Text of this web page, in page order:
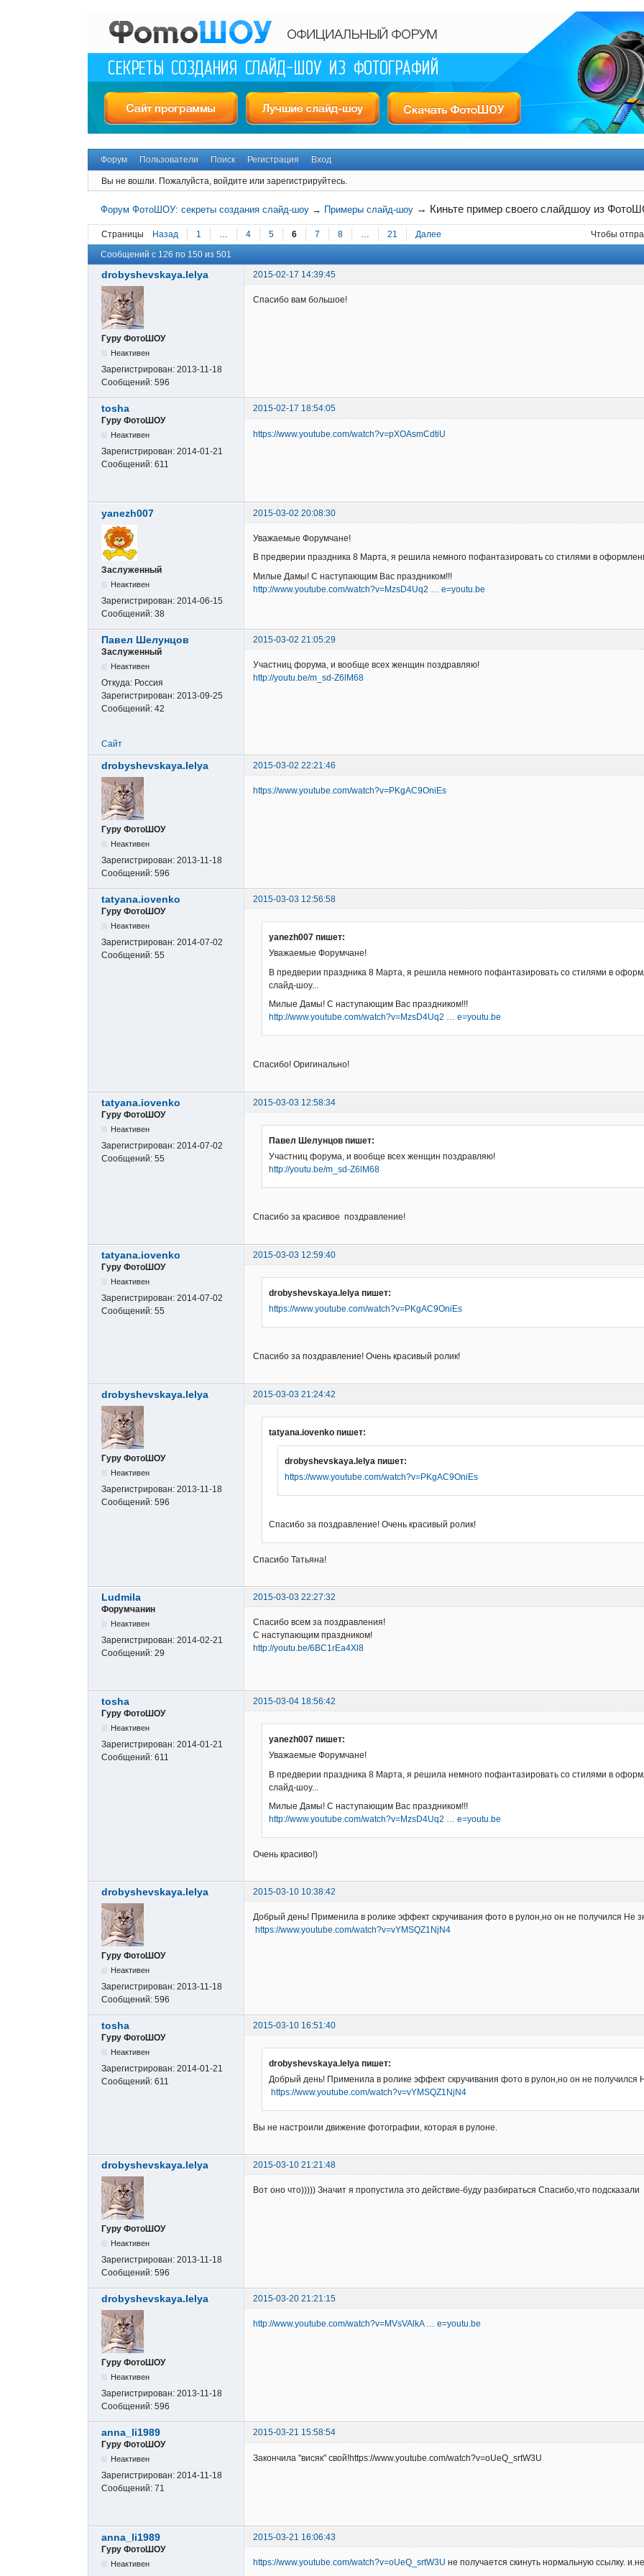
Форум Пользователи Поиск Регистрация Вход
Вы не вошли. Пожалуйста, войдите или зарегистрируйтесь.
Форум ФотоШОУ: секреты создания слайд-шоу → Примеры слайд-шоу → Киньте пример своего слайдшоу из
Страницы Назад 1 … 4 5 6 7 8 … 21 Далее Чтобы
Сообщений с 126 по 150 из 501
drobyshevskaya.lelya 2015-02-17 14:39:45
Гуру ФотоШОУ
Неактивен
Зарегистрирован: 2013-11-18
Сообщений: 596
Спасибо вам большое!
tosha
2015-02-17 18:54:05
Гуру ФотоШОУ
Неактивен
Зарегистрирован: 2014-01-21
Сообщений: 611
https://www.youtube.com/watch?v=pXOAsmCdtiU
yanezh007 2015-03-02 20:08:30
Заслуженный
Неактивен
Зарегистрирован: 2014-06-15
Сообщений: 38
Уважаемые Форумчане!
В предверии праздника 8 Марта, я решила немного пофантазировать со стилями в
Милые Дамы! С наступающим Вас праздником!!!
http://www.youtube.com/watch?v=MzsD4Uq2 … e=youtu.be
Павел Шелунцов
2015-03-02 21:05:29
Заслуженный
Неактивен
Откуда: Россия
Зарегистрирован: 2013-09-25
Сообщений: 42
Участниц форума, и вообще всех женщин поздравляю!
http://youtu.be/m_sd-Z6lM68
Сайт
drobyshevskaya.lelya 2015-03-02 22:21:46
Гуру ФотоШОУ
Неактивен
Зарегистрирован: 2013-11-18
Сообщений: 596
https://www.youtube.com/watch?v=PKgAC9OniEs
tatyana.iovenko
2015-03-03 12:56:58
Гуру ФотоШОУ
Неактивен
Зарегистрирован: 2014-07-02
Сообщений: 55
yanezh007 пишет:
Уважаемые Форумчане!
В предверии праздника 8 Марта, я решила немного пофантазировать со стилями в
слайд-шоу...
Милые Дамы! С наступающим Вас праздником!!!
http://www.youtube.com/watch?v=MzsD4Uq2 … e=youtu.be
Спасибо! Оригинально!
tatyana.iovenko
2015-03-03 12:58:34
Гуру ФотоШОУ
Неактивен
Зарегистрирован: 2014-07-02
Сообщений: 55
Павел Шелунцов пишет:
Участниц форума, и вообще всех женщин поздравляю!
http://youtu.be/m_sd-Z6lM68
Спасибо за красивое поздравление!
tatyana.iovenko
2015-03-03 12:59:40
Гуру ФотоШОУ
Неактивен
Зарегистрирован: 2014-07-02
Сообщений: 55
drobyshevskaya.lelya пишет:
https://www.youtube.com/watch?v=PKgAC9OniEs
Спасибо за поздравление! Очень красивый ролик!
drobyshevskaya.lelya 2015-03-03 21:24:42
Гуру ФотоШОУ
Неактивен
Зарегистрирован: 2013-11-18
Сообщений: 596
tatyana.iovenko пишет:
drobyshevskaya.lelya пишет:
https://www.youtube.com/watch?v=PKgAC9OniEs
Спасибо за поздравление! Очень красивый ролик!
Спасибо Татьяна!
Ludmila
2015-03-03 22:27:32
Форумчанин
Неактивен
Зарегистрирован: 2014-02-21
Сообщений: 29
Спасибо всем за поздравления!
С наступающим праздником!
http://youtu.be/6BC1rEa4Xl8
tosha
2015-03-04 18:56:42
Гуру ФотоШОУ
Неактивен
Зарегистрирован: 2014-01-21
Сообщений: 611
yanezh007 пишет:
Уважаемые Форумчане!
В предверии праздника 8 Марта, я решила немного пофантазировать со стилями в
слайд-шоу...
Милые Дамы! С наступающим Вас праздником!!!
http://www.youtube.com/watch?v=MzsD4Uq2 … e=youtu.be
Очень красиво!)
drobyshevskaya.lelya 2015-03-10 10:38:42
Гуру ФотоШОУ
Неактивен
Зарегистрирован: 2013-11-18
Сообщений: 596
Добрый день! Применила в ролике эффект скручивания фото в рулон,но он не получился Не
https://www.youtube.com/watch?v=vYMSQZ1NjN4
tosha
2015-03-10 16:51:40
Гуру ФотоШОУ
Неактивен
Зарегистрирован: 2014-01-21
Сообщений: 611
drobyshevskaya.lelya пишет:
Добрый день! Применила в ролике эффект скручивания фото в рулон,но он не получился
https://www.youtube.com/watch?v=vYMSQZ1NjN4
Вы не настроили движение фотографии, которая в рулоне.
drobyshevskaya.lelya 2015-03-10 21:21:48
Гуру ФотоШОУ
Неактивен
Зарегистрирован: 2013-11-18
Сообщений: 596
Вот оно что))))) Значит я пропустила это действие-буду разбираться Спасибо,что подсказали
drobyshevskaya.lelya 2015-03-20 21:21:15
Гуру ФотоШОУ
Неактивен
Зарегистрирован: 2013-11-18
Сообщений: 596
http://www.youtube.com/watch?v=MVsVAlkA … e=youtu.be
anna_li1989
2015-03-21 15:58:54
Гуру ФотоШОУ
Неактивен
Зарегистрирован: 2014-11-18
Сообщений: 71
Закончила "висяк" свой!https://www.youtube.com/watch?v=oUeQ_srtW3U
anna_li1989
2015-03-21 16:06:43
Гуру ФотоШОУ
Неактивен https://www.youtube.com/watch?v=oUeQ_srtW3U не получается скинуть нормальную ссылку.